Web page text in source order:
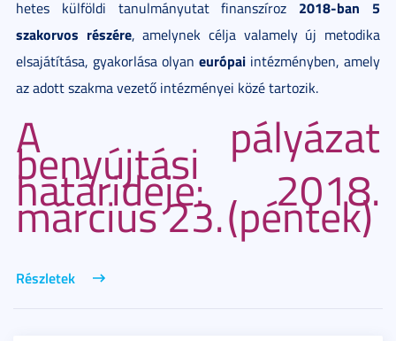
hetes külföldi tanulmányutat finanszíroz 2018-ban 5
szakorvos részére, amelynek célja valamely új metodika
elsajátítása, gyakorlása olyan európai intézményben, amely
az adott szakma vezető intézményei közé tartozik.
A pályázat
benyújtási
határideje: 2018.
március 23.(péntek)
Részletek